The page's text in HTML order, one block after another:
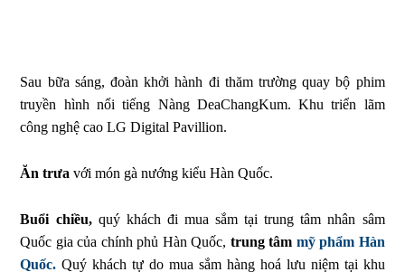
Sau bữa sáng, đoàn khởi hành đi thăm trường quay bộ phim
truyền hình nổi tiếng Nàng DeaChangKum. Khu triển lãm
công nghệ cao LG Digital Pavillion.
Ăn trưa với món gà nướng kiểu Hàn Quốc.
Buổi chiều,quý khách đi mua sắm tại trung tâm nhân sâm
Quốc gia của chính phủ Hàn Quốc, trung tâm mỹ phẩm Hàn
Quốc. Quý khách tự do mua sắm hàng hoá lưu niệm tại khu